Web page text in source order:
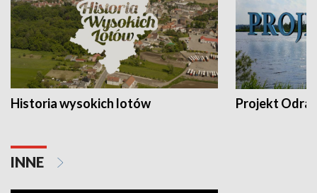
Historia wysokich lotów Projekt Odra
INNE